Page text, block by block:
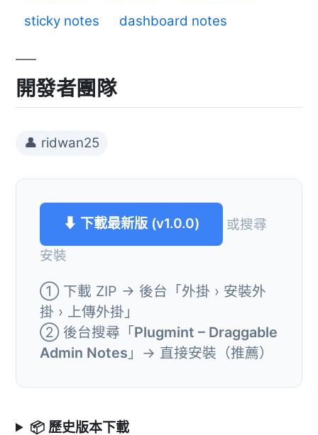
sticky notes
dashboard notes
開發者團隊
👤 ridwan25
⬇ 下載最新版 (v1.0.0)
或搜尋
安裝
① 下載 ZIP → 後台「外掛 › 安裝外
掛 › 上傳外掛」
② 後台搜尋「Plugmint – Draggable
Admin Notes 」→ 直接安裝（推薦）
📦 歷史版本下載